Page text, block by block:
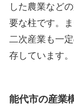
した農業など
要な柱です。
二次産業も一
存しています。
能代市の産業